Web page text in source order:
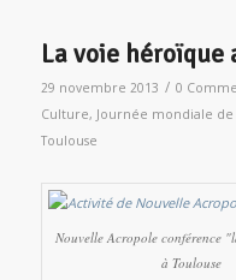
La voie héroïque
29 novembre 2013 / 0
Culture, Journée mondiale
Toulouse
Nouvelle Acropole conférence
à Toulouse